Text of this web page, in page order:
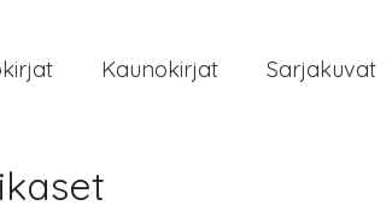
Kaunokirjat Sarjakuvat